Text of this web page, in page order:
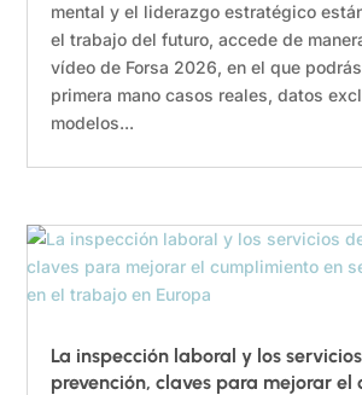
mental y el liderazgo estratégico
el trabajo del futuro, accede de
vídeo de Forsa 2026, en el que
primera mano casos reales, datos
modelos...
La inspección laboral y los
prevención, claves para mejorar el